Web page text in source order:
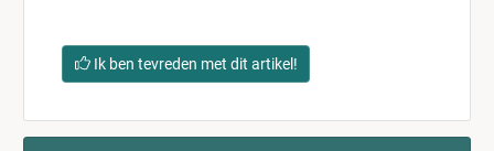
Ik ben tevreden met dit artikel!